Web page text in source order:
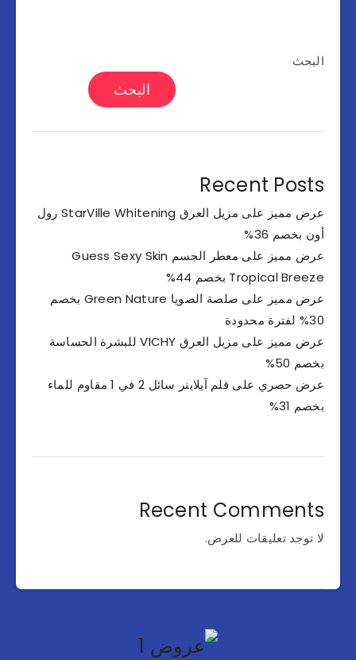
البحث
البحث
Recent Posts
عرض مميز على مزيل العرق StarVille Whitening رول
أون بخصم 36%
عرض مميز على معطر الجسم Guess Sexy Skin
Tropical Breeze بخصم 44%
عرض مميز على صلصة الصويا Green Nature بخصم
30% لفترة محدودة
عرض مميز على مزيل العرق VICHY للبشرة الحساسة
بخصم 50%
عرض حصري على قلم آيلاينر سائل 2 في 1 مقاوم للماء
بخصم 31%
Recent Comments
لا توجد تعليقات للعرض.